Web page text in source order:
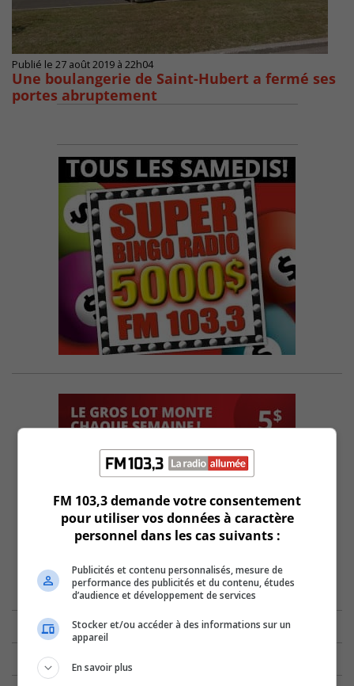
Publié le 27 août 2019 à 22h04
Une boulangerie de Saint-Hubert a fermé ses
portes abruptement
FM 103,3 demande votre consentement
pour utiliser vos données à caractère
personnel dans les cas suivants :
Publicités et contenu personnalisés, mesure de
performance des publicités et du contenu, études
d’audience et développement de services
Stocker et/ou accéder à des informations sur un
appareil
En savoir plus